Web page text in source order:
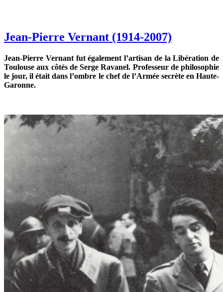
Jean-Pierre Vernant (1914-2007)
Jean-Pierre Vernant fut également l’artisan de la Libération de
Toulouse aux côtés de Serge Ravanel. Professeur de philosophie
le jour, il était dans l’ombre le chef de l’Armée secrète en Haute-
Garonne.